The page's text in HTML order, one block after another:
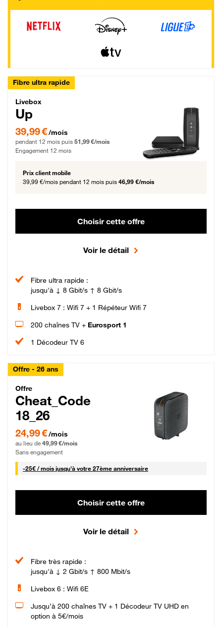
Fibre ultra rapide
Livebox Up Fibre
Livebox
Up
39,99 € par mois pendant 12 mois puis 51,99 € par mois, Engagement 12 mois
39,99 €/mois
pendant 12 mois puis 51,99 €/mois
Engagement 12 mois
Prix client mobile
39,99 €/mois pendant 12 mois puis 46,99 €/mois
Choisir cette offre
Voir le détail
Fibre ultra rapide :
jusqu'à ↓ 8 Gbit/s ↑ 8 Gbit/s
Livebox 7 : Wifi 7 + 1 Répéteur Wifi 7
200 chaînes TV + Eurosport 1
1 Décodeur TV 6
Offre - 26 ans
Cheat_Code Fibre_18_26
Offre
Cheat_Code
18_26
24,99 € par mois pendant 0 mois puis 49,99 € par mois, Sans engagement
24,99 €/mois
au lieu de 49,99 €/mois
Sans engagement
-25€ / mois25 € par mois
jusqu'à votre 27ème anniversaire
Choisir cette offre
Voir le détail
Fibre très rapide :
jusqu'à ↓ 2 Gbit/s ↑ 800 Mbit/s
Livebox 6 : Wifi 6E
Jusqu’à 200 chaînes TV + 1 Décodeur TV UHD en
option à 5€/mois